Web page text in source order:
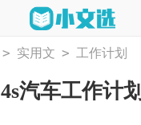
> 实用文 > 工作计划
4s汽车工作计划